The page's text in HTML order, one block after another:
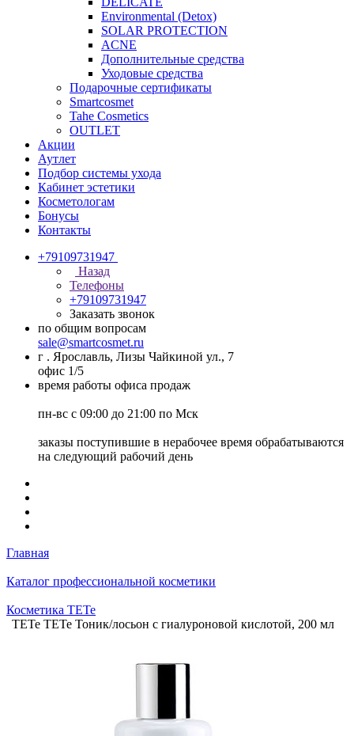
Environmental (Detox)
SOLAR PROTECTION
АCNE
Дополнительные средства
Уходовые средства
Подарочные сертификаты
Smartcosmet
Tahe Cosmetics
OUTLET
Акции
Аутлет
Подбор системы ухода
Кабинет эстетики
Косметологам
Бонусы
Контакты
+79109731947
Назад
Телефоны
+79109731947
Заказать звонок
по общим вопросам
sale@smartcosmet.ru
г . Ярославль, Лизы Чайкиной ул., 7
офис 1/5
время работы офиса продаж
пн-вс с 09:00 до 21:00 по Мск
заказы поступившие в нерабочее время обрабатываются
на следующий рабочий день
Главная
Каталог профессиональной косметики
Косметика TETe
TETe TETe Тоник/лосьон с гиалуроновой кислотой, 200 мл